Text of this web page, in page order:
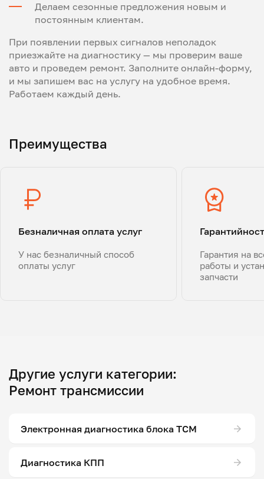
Делаем сезонные предложения новым и
постоянным клиентам.
При появлении первых сигналов неполадок
приезжайте на диагностику — мы проверим ваше
авто и проведем ремонт. Заполните онлайн-форму,
и мы запишем вас на услугу на удобное время.
Работаем каждый день.
Преимущества
Безналичная оплата услуг
У нас безналичный способ
оплаты услуг
Гарантия на
работы и
запчасти
Другие услуги категории:
Ремонт трансмиссии
Электронная диагностика блока ТСМ
Диагностика КПП